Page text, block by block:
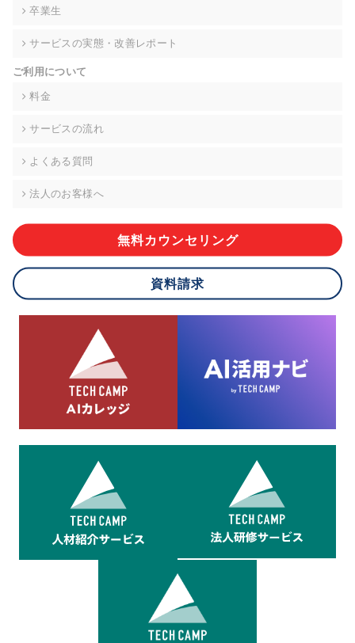
て、下記の当社問合わせ窓口に申し出ることができます。その
的な期間内に対応いたします。ただし、申請が本人確認が不可
により、ご希望に添えない場合があります。 なお、アクセスロ
グなどの個人情報以外の情報については、原則として開示等は
株式会社div 個人情報問合せ窓口
メールアドレス:privacy_policy@di-v.co.jp
ご本人様が当社に個人情報を提供されるかどうかは任意による
応ができない場合があります。
8.cookieにより取得・分析した情報とその利用について
当社は第三者が運営するデータ・マネジメント・プラットフォ
ームからcookieにより収集されたウェブの閲覧機歴及びその分
析結果を取得し、これをお客様の個人データと結びつけた上
で、広告配信等の目的で利用いたします。
卒業生
サービスの実態・改善レポート
ご利用について
料金
サービスの流れ
よくある質問
法人のお客様へ
無料カウンセリング
資料請求